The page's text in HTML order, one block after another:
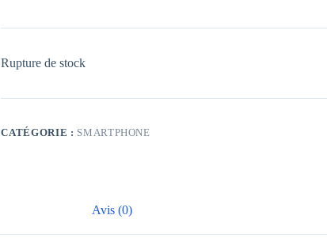
Rupture de stock
CATÉGORIE : SMARTPHONE
Avis (0)